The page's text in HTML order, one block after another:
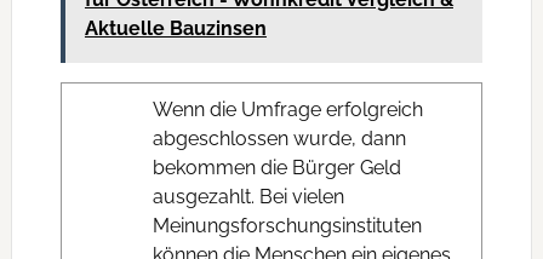
Aktuelle Bauzinsen
Wenn die Umfrage erfolgreich
abgeschlossen wurde, dann
bekommen die Bürger Geld
ausgezahlt. Bei vielen
Meinungsforschungsinstituten